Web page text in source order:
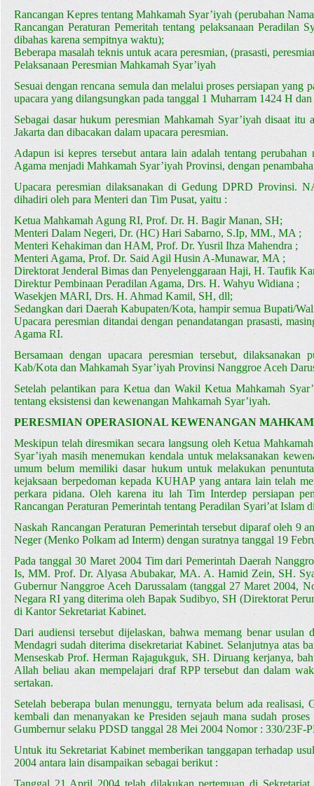
Rancangan Kepres tentang Mahkamah Syar’iyah (perubahan
Rancangan Peraturan Pemeritah tentang pelaksanaan Peradilan
dibahas karena sempitnya waktu);
Beberapa masalah teknis untuk acara peresmian, (prasasti,
Pelaksanaan Peresmian Mahkamah Syar’iyah
Sesuai dengan rencana semula dan melalui proses persiapan
upacara yang dilangsungkan pada tanggal 1 Muharram 1424 H
Sebagai dasar hukum peresmian Mahkamah Syar’iyah disaat
Jakarta dan dibacakan dalam upacara peresmian.
Adapun isi kepres tersebut antara lain adalah tentang
Agama menjadi Mahkamah Syar’iyah Provinsi, dengan
Upacara peresmian dilaksanakan di Gedung DPRD Provinsi.
dihadiri oleh para Menteri dan Tim Pusat, yaitu :
Ketua Mahkamah Agung RI, Prof. Dr. H. Bagir Manan, SH;
Menteri Dalam Negeri, Dr. (HC) Hari Sabarno, S.Ip, MM., MA ;
Menteri Kehakiman dan HAM, Prof. Dr. Yusril Ihza Mahendra ;
Menteri Agama, Prof. Dr. Said Agil Husin A-Munawar, MA ;
Direktorat Jenderal Bimas dan Penyelenggaraan Haji, H. Taufik
Direktur Pembinaan Peradilan Agama, Drs. H. Wahyu Widiana ;
Wasekjen MARI, Drs. H. Ahmad Kamil, SH, dll;
Sedangkan dari Daerah Kabupaten/Kota, hampir semua Bupati/
Upacara peresmian ditandai dengan penandatangan prasasti,
Agama RI.
Bersamaan dengan upacara peresmian tersebut,
Kab/Kota dan Mahkamah Syar’iyah Provinsi Nanggroe Aceh
Setelah pelantikan para Ketua dan Wakil Ketua Mahkamah
tentang eksistensi dan kewenangan Mahkamah Syar’iyah.
PERESMIAN OPERASIONAL KEWENANGAN
Meskipun telah diresmikan secara langsung oleh Ketua
Syar’iyah masih menemukan kendala untuk melaksanakan
umum belum memiliki dasar hukum untuk melakukan
kejaksaan berpedoman kepada KUHAP yang antara lain telah
perkara pidana. Oleh karena itu lah Tim Interdep persiapan
Rancangan Peraturan Pemerintah tentang Peradilan Syari’at Islam
Naskah Rancangan Peraturan Pemerintah tersebut diparaf oleh 9
Neger (Menko Polkam ad Interm) dengan suratnya tanggal 19
Pada tanggal 30 Maret 2004 Tim dari Pemerintah Daerah
Is, MM. Prof. Dr. Alyasa Abubakar, MA. A. Hamid Zein, SH.
Gubernur Nanggroe Aceh Darussalam (tanggal 27 Maret 2004,
Negara RI yang diterima oleh Bapak Sudibyo, SH (Direktorat
di Kantor Sekretariat Kabinet.
Dari audiensi tersebut dijelaskan, bahwa memang benar
Mendagri sudah diterima disekretariat Kabinet. Selanjutnya atas
Menseskab Prof. Herman Rajagukguk, SH. Diruang kerjanya,
Allah beliau akan mempelajari draf RPP tersebut dan dalam
sertakan.
Setelah beberapa bulan menunggu, ternyata belum ada
kembali dan menanyakan ke Presiden sejauh mana sudah
Gumbernur selaku PDSD tanggal 28 Mei 2004 Nomor : 330/23F-
Untuk itu Sekretariat Kabinet memberikan tanggapan terhadap
2004 antara lain disampaikan sebagai berikut :
Tanggal 21 April 2004 telah dilakukan pertemuan di